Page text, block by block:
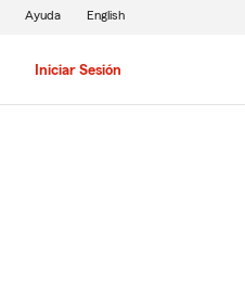
Iniciar Sesión
Ayuda English